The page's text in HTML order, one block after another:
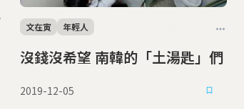
沒錢沒希望 南韓的「土湯匙」們
文在寅 年輕人
2019-12-05